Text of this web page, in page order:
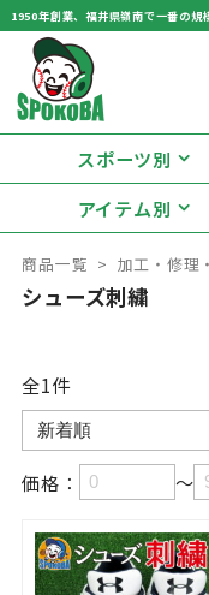
1950年創業、福井県嶺南で一番の
スポーツ別
アイテム別
商品一覧 加工・修理
シューズ刺繍
全1件
価格： ～